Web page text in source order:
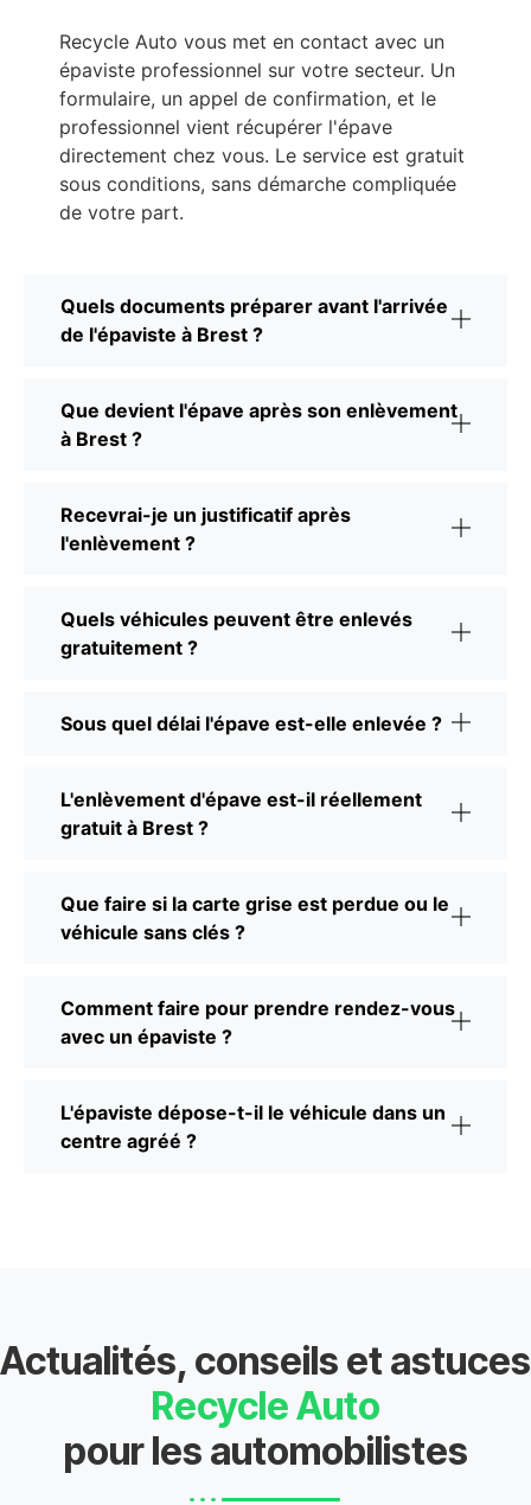
Recycle Auto vous met en contact avec un
épaviste professionnel sur votre secteur. Un
formulaire, un appel de confirmation, et le
professionnel vient récupérer l'épave
directement chez vous. Le service est gratuit
sous conditions, sans démarche compliquée
de votre part.
Quels documents préparer avant l'arrivée
de l'épaviste à Brest ?
Que devient l'épave après son enlèvement
à Brest ?
Recevrai-je un justificatif après
l'enlèvement ?
Quels véhicules peuvent être enlevés
gratuitement ?
Sous quel délai l'épave est-elle enlevée ?
L'enlèvement d'épave est-il réellement
gratuit à Brest ?
Que faire si la carte grise est perdue ou le
véhicule sans clés ?
Comment faire pour prendre rendez-vous
avec un épaviste ?
L'épaviste dépose-t-il le véhicule dans un
centre agréé ?
Actualités, conseils et astuces
Recycle Auto
pour les automobilistes